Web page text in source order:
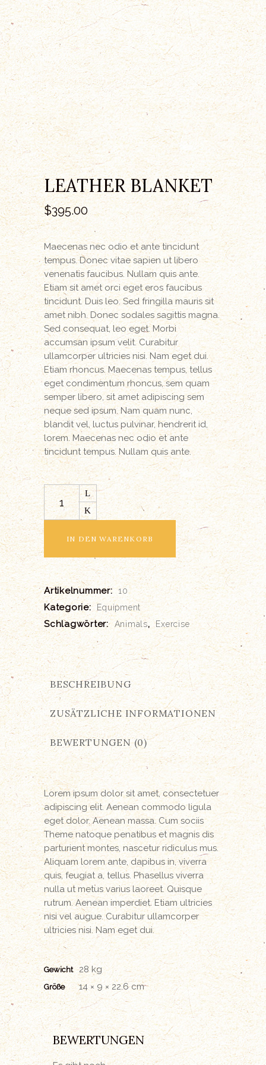
LEATHER BLANKET
$395.00
Maecenas nec odio et ante tincidunt
tempus. Donec vitae sapien ut libero
venenatis faucibus. Nullam quis ante.
Etiam sit amet orci eget eros faucibus
tincidunt. Duis leo. Sed fringilla mauris sit
amet nibh. Donec sodales sagittis magna.
Sed consequat, leo eget. Morbi
accumsan ipsum velit. Curabitur
ullamcorper ultricies nisi. Nam eget dui.
Etiam rhoncus. Maecenas tempus, tellus
eget condimentum rhoncus, sem quam
semper libero, sit amet adipiscing sem
neque sed ipsum. Nam quam nunc,
blandit vel, luctus pulvinar, hendrerit id,
lorem. Maecenas nec odio et ante
tincidunt tempus. Nullam quis ante.
Leather
Blanket
quantity
IN DEN WARENKORB
Artikelnummer: 10
Kategorie: Equipment
Schlagwörter: Animals, Exercise
BESCHREIBUNG
ZUSÄTZLICHE INFORMATIONEN
BEWERTUNGEN (0)
Lorem ipsum dolor sit amet, consectetuer
adipiscing elit. Aenean commodo ligula
eget dolor. Aenean massa. Cum sociis
Theme natoque penatibus et magnis dis
parturient montes, nascetur ridiculus mus.
Aliquam lorem ante, dapibus in, viverra
quis, feugiat a, tellus. Phasellus viverra
nulla ut metus varius laoreet. Quisque
rutrum. Aenean imperdiet. Etiam ultricies
nisi vel augue. Curabitur ullamcorper
ultricies nisi. Nam eget dui.
Gewicht 28 kg
Größe 14 × 9 × 22.6 cm
BEWERTUNGEN